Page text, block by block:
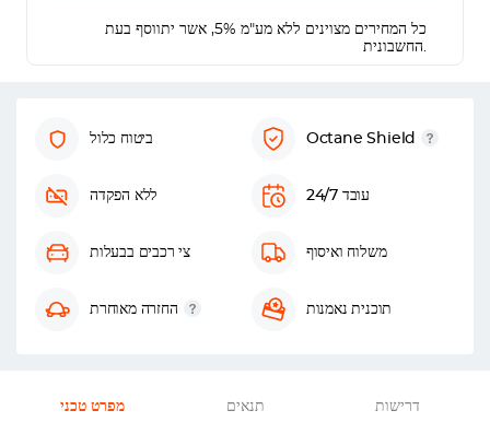
כל המחירים מצוינים ללא מע"מ 5%, אשר יתווסף בעת
החשבונית.
ביטוח כלול Octane Shield
ללא הפקדה עובד 24/7
צי רכבים בבעלות משלוח ואיסוף
החזרה מאוחרת תוכנית נאמנות
מפרט טכני תנאים דרישות